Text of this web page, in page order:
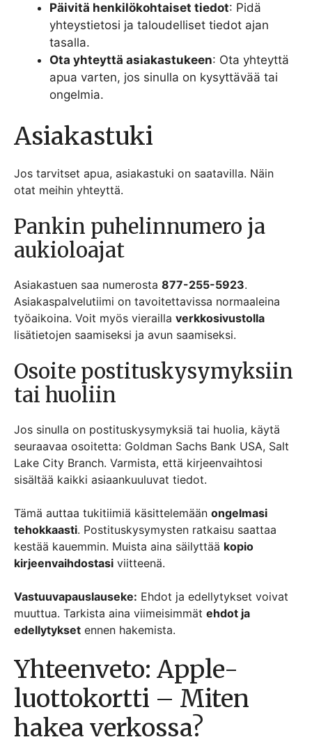
Päivitä henkilökohtaiset tiedot: Pidä
yhteystietosi ja taloudelliset tiedot ajan
tasalla.
Ota yhteyttä asiakastukeen: Ota yhteyttä
apua varten, jos sinulla on kysyttävää tai
ongelmia.
Asiakastuki
Jos tarvitset apua, asiakastuki on saatavilla. Näin
otat meihin yhteyttä.
Pankin puhelinnumero ja
aukioloajat
Asiakastuen saa numerosta 877-255-5923.
Asiakaspalvelutiimi on tavoitettavissa normaaleina
työaikoina. Voit myös vierailla verkkosivustolla
lisätietojen saamiseksi ja avun saamiseksi.
Osoite postituskysymyksiin
tai huoliin
Jos sinulla on postituskysymyksiä tai huolia, käytä
seuraavaa osoitetta: Goldman Sachs Bank USA, Salt
Lake City Branch. Varmista, että kirjeenvaihtosi
sisältää kaikki asiaankuuluvat tiedot.
Tämä auttaa tukitiimiä käsittelemään ongelmasi
tehokkaasti. Postituskysymysten ratkaisu saattaa
kestää kauemmin. Muista aina säilyttää kopio
kirjeenvaihdostasi viitteenä.
Vastuuvapauslauseke: Ehdot ja edellytykset voivat
muuttua. Tarkista aina viimeisimmät ehdot ja
edellytykset ennen hakemista.
Yhteenveto: Apple-
luottokortti – Miten
hakea verkossa?